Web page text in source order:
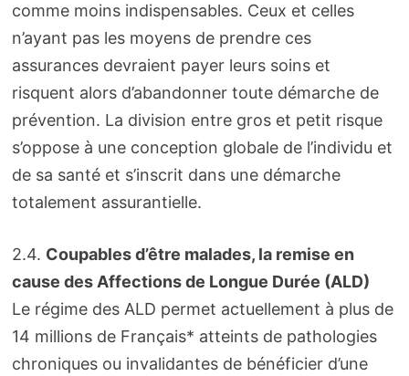
comme moins indispensables. Ceux et celles
n’ayant pas les moyens de prendre ces
assurances devraient payer leurs soins et
risquent alors d’abandonner toute démarche de
prévention. La division entre gros et petit risque
s’oppose à une conception globale de l’individu et
de sa santé et s’inscrit dans une démarche
totalement assurantielle.
2.4. Coupables d’être malades, la remise en
cause des Affections de Longue Durée (ALD)
Le régime des ALD permet actuellement à plus de
14 millions de Français* atteints de pathologies
chroniques ou invalidantes de bénéficier d’une